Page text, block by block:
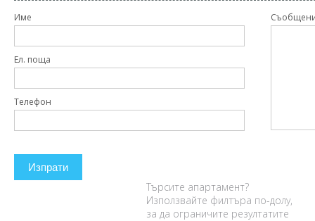
Име
Ел. поща
Телефон
Изпрати
Търсите апартамент?
Използвайте филтъра по-долу,
за да ограничите резултатите